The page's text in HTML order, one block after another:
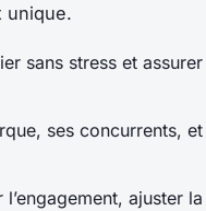
unique.
sans stress et
ses concurrents,
l’engagement, ajuster